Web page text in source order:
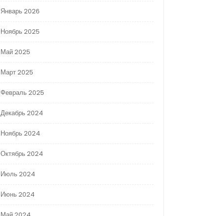
Январь 2026
Ноябрь 2025
Май 2025
Март 2025
Февраль 2025
Декабрь 2024
Ноябрь 2024
Октябрь 2024
Июль 2024
Июнь 2024